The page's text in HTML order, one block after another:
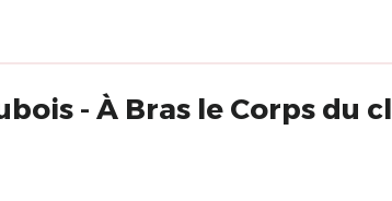
- À Bras le Corps du